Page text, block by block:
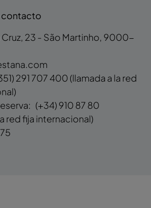
contacto
Cruz, 23 - São Martinho, 9000-
291 707 400 (llamada a la red
(+34) 910 87 80
red fija internacional)